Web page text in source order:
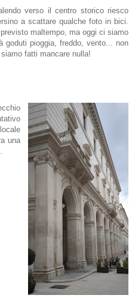
verso il centro storico riesco
a scattare qualche foto in bici.
previsto maltempo, ma oggi ci siamo
goduti pioggia, freddo, vento... non
fatti mancare nulla!
una